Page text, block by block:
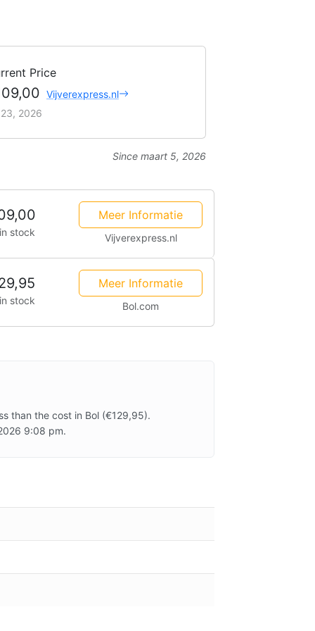
Price
Vijverexpress.nl
2026
Since maart 5, 2026
in stock
Meer Informatie
Vijverexpress.nl
in stock
Meer Informatie
Bol.com
than the cost in Bol (€129,95).
9:08 pm.